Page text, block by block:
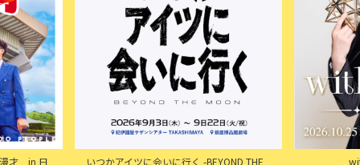
漫才 in 日 いつかアイツに会いに行く -BEYOND THE